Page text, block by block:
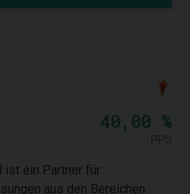
40,00 %
ist ein Partner für
aus den Bereichen